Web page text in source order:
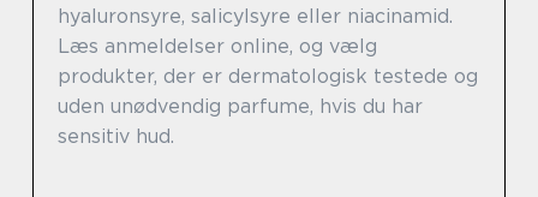
hyaluronsyre, salicylsyre eller niacinamid.
Læs anmeldelser online, og vælg
produkter, der er dermatologisk testede og
uden unødvendig parfume, hvis du har
sensitiv hud.